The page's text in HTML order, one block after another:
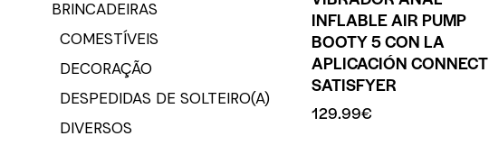
INFLABLE AIR PUMP
BOOTY 5 CON LA
APLICACIÓN CONNECT
SATISFYER
129.99€
BRINCADEIRAS
COMESTÍVEIS
DECORAÇÃO
DESPEDIDAS DE SOLTEIRO(A)
DIVERSOS